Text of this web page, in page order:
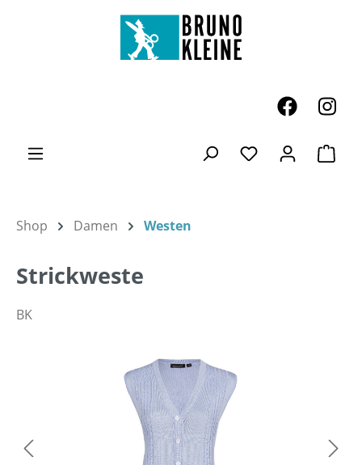
Zum Hauptinhalt springen
Du hast 0
Shop Damen Westen
Strickweste
BK
Bildergalerie überspringen